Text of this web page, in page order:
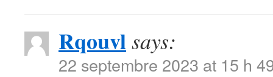
Rqouvlsays:
22 septembre 2023 at 15 h